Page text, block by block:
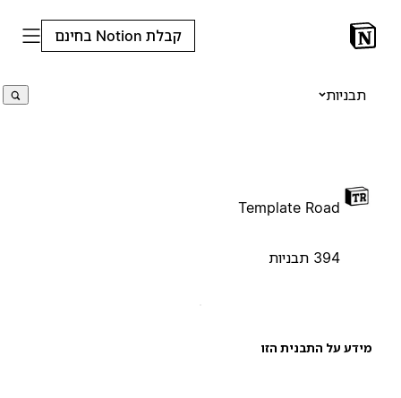
קבלת Notion בחינם
תבניות
Template Road
על התבנית הזו